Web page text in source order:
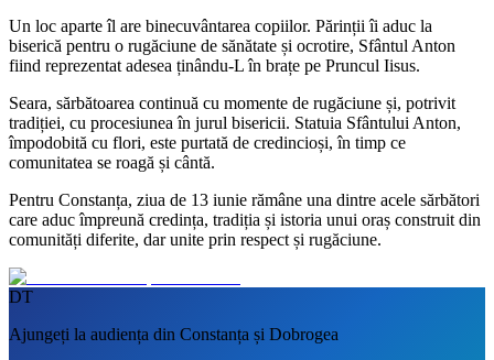
Un loc aparte îl are binecuvântarea copiilor. Părinții îi aduc la
biserică pentru o rugăciune de sănătate și ocrotire, Sfântul Anton
fiind reprezentat adesea ținându-L în brațe pe Pruncul Iisus.
Seara, sărbătoarea continuă cu momente de rugăciune și, potrivit
tradiției, cu procesiunea în jurul bisericii. Statuia Sfântului Anton,
împodobită cu flori, este purtată de credincioși, în timp ce
comunitatea se roagă și cântă.
Pentru Constanța, ziua de 13 iunie rămâne una dintre acele sărbători
care aduc împreună credința, tradiția și istoria unui oraș construit din
comunități diferite, dar unite prin respect și rugăciune.
DT
Ajungeți la audiența din Constanța și Dobrogea